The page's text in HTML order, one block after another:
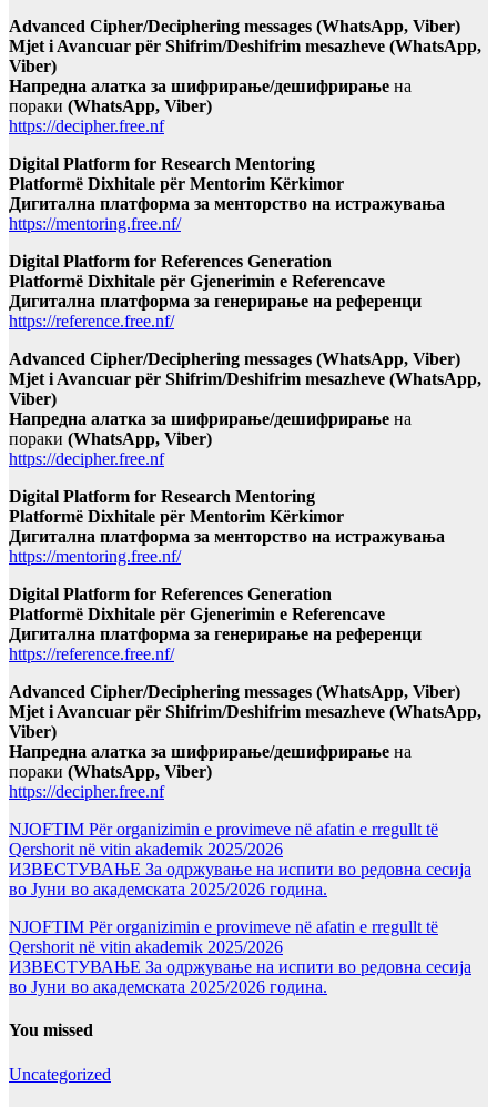
Advanced Cipher/Deciphering messages (WhatsApp, Viber)
Mjet i Avancuar për Shifrim/Deshifrim mesazheve (WhatsApp,
Viber)
Напредна алатка за шифрирање/дешифрирање на
пораки (WhatsApp, Viber)
https://decipher.free.nf
Digital Platform for Research Mentoring
Platformë Dixhitale për Mentorim Kërkimor
Дигитална платформа за менторство на истражувања
https://mentoring.free.nf/
Digital Platform for References Generation
Platformë Dixhitale për Gjenerimin e Referencave
Дигитална платформа за генерирање на референци
https://reference.free.nf/
Advanced Cipher/Deciphering messages (WhatsApp, Viber)
Mjet i Avancuar për Shifrim/Deshifrim mesazheve (WhatsApp,
Viber)
Напредна алатка за шифрирање/дешифрирање на
пораки (WhatsApp, Viber)
https://decipher.free.nf
Digital Platform for Research Mentoring
Platformë Dixhitale për Mentorim Kërkimor
Дигитална платформа за менторство на истражувања
https://mentoring.free.nf/
Digital Platform for References Generation
Platformë Dixhitale për Gjenerimin e Referencave
Дигитална платформа за генерирање на референци
https://reference.free.nf/
Advanced Cipher/Deciphering messages (WhatsApp, Viber)
Mjet i Avancuar për Shifrim/Deshifrim mesazheve (WhatsApp,
Viber)
Напредна алатка за шифрирање/дешифрирање на
пораки (WhatsApp, Viber)
https://decipher.free.nf
NJOFTIM Për organizimin e provimeve në afatin e rregullt të
Qershorit në vitin akademik 2025/2026
ИЗВЕСТУВАЊЕ За одржување на испити во редовна сесија
во Јуни во академската 2025/2026 година.
NJOFTIM Për organizimin e provimeve në afatin e rregullt të
Qershorit në vitin akademik 2025/2026
ИЗВЕСТУВАЊЕ За одржување на испити во редовна сесија
во Јуни во академската 2025/2026 година.
You missed
Uncategorized